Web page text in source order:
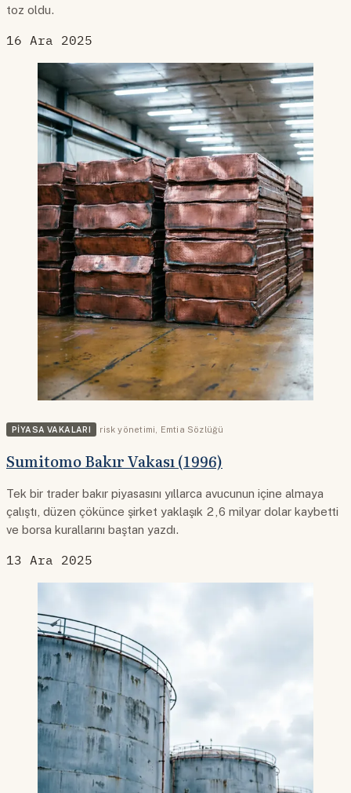
toz oldu.
16 Ara 2025
PIYASA VAKALARI risk yönetimi Emtia Sözlüğü
Sumitomo Bakır Vakası (1996)
Tek bir trader bakır piyasasını yıllarca avucunun içine almaya
çalıştı, düzen çökünce şirket yaklaşık 2,6 milyar dolar kaybetti
ve borsa kurallarını baştan yazdı.
13 Ara 2025